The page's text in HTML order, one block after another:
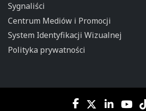
Sygnaliści
Centrum Mediów i Promocji
System Identyfikacji Wizualnej
Polityka prywatności